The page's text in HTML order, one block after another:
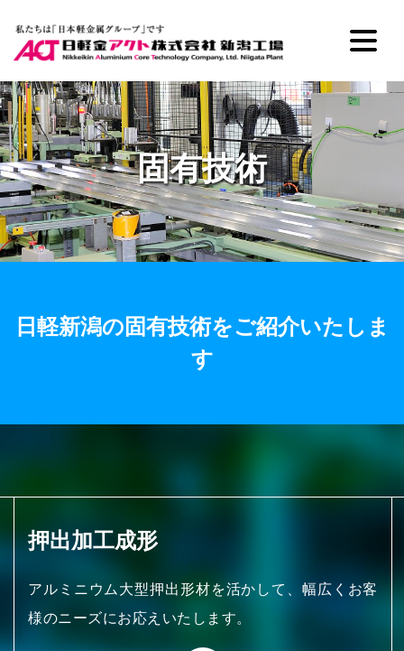
固有技術
日軽新潟の固有技術をご紹介いたしま
す
押出加工成形
アルミニウム大型押出形材を活かして、幅広くお客
様のニーズにお応えいたします。